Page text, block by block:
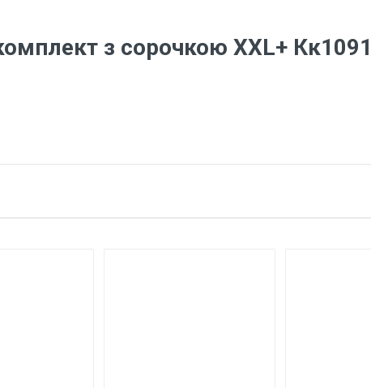
з сорочкою XXL+